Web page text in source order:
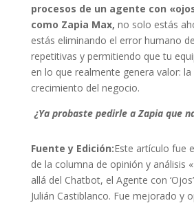
procesos de un agente con
como Zapia Max, no solo estás
estás eliminando el error humano
repetitivas y permitiendo que tu
en lo que realmente genera valor:
crecimiento del negocio.
¿Ya probaste pedirle a Zapia que
Fuente y Edición:Este artículo fue
de la columna de opinión y análisis
allá del Chatbot, el Agente con
Julián Castiblanco. Fue mejorado y